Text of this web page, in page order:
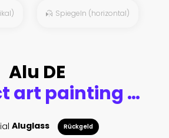
Spiegeln (horizontal)
Alu DE
Abstract art painting of the Salamanca church
Aluglass Rückgeld